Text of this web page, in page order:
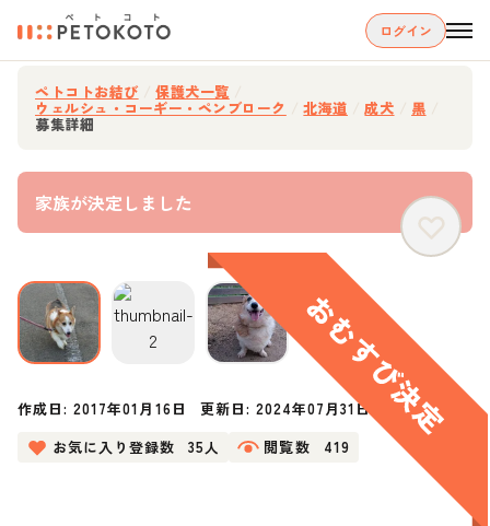
ログイン
ペトコトお結び 保護犬一覧
ウェルシュ・コーギー・ペンブローク 北海道 成犬 黒
募集詳細
家族が決定しました
作成日:2017年01月16日 更新日: 2024年07月31日
お気に入り登録数
35人 閲覧数 419